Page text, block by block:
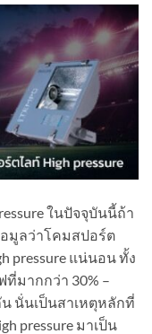
ในปัจจุบันนี้ถ้า
มูลว่าโคมสปอร์ต
pressure แน่นอน ทั้ง
มากกว่า 30% –
น นั่นเป็นสาเหตุหลักที่
pressure มาเป็น